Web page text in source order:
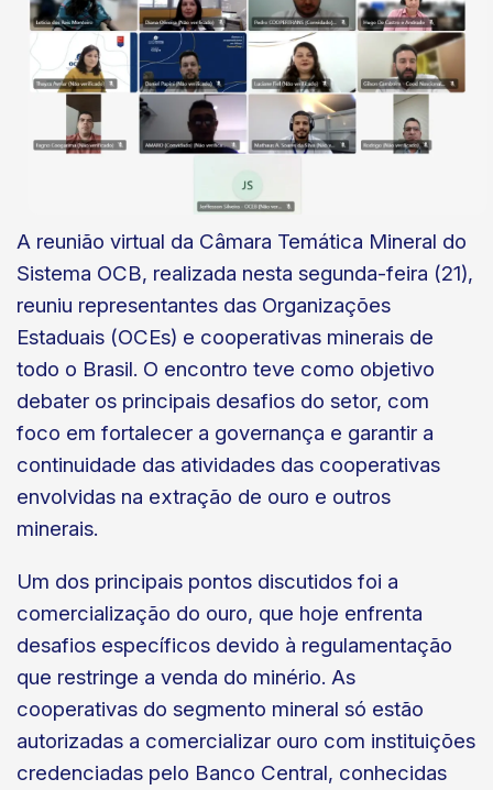
A reunião virtual da Câmara Temática Mineral do
Sistema OCB, realizada nesta segunda-feira (21),
reuniu representantes das Organizações
Estaduais (OCEs) e cooperativas minerais de
todo o Brasil. O encontro teve como objetivo
debater os principais desafios do setor, com
foco em fortalecer a governança e garantir a
continuidade das atividades das cooperativas
envolvidas na extração de ouro e outros
minerais.
Um dos principais pontos discutidos foi a
comercialização do ouro, que hoje enfrenta
desafios específicos devido à regulamentação
que restringe a venda do minério. As
cooperativas do segmento mineral só estão
autorizadas a comercializar ouro com instituições
credenciadas pelo Banco Central, conhecidas